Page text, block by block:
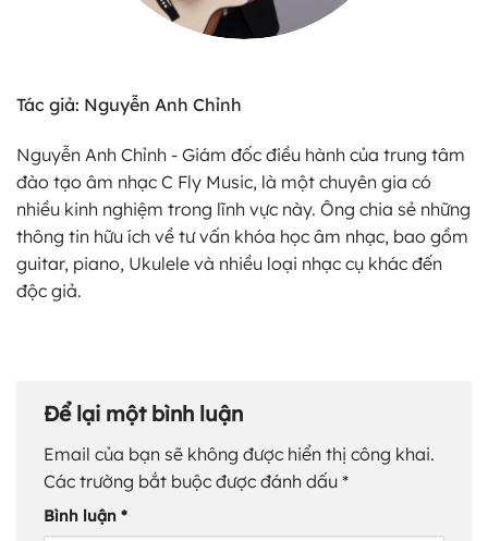
Tác giả: Nguyễn Anh Chỉnh
Nguyễn Anh Chỉnh - Giám đốc điều hành của trung tâm
đào tạo âm nhạc C Fly Music, là một chuyên gia có
nhiều kinh nghiệm trong lĩnh vực này. Ông chia sẻ những
thông tin hữu ích về tư vấn khóa học âm nhạc, bao gồm
guitar, piano, Ukulele và nhiều loại nhạc cụ khác đến
độc giả.
Để lại một bình luận
Email của bạn sẽ không được hiển thị công khai.
Các trường bắt buộc được đánh dấu *
Bình luận *